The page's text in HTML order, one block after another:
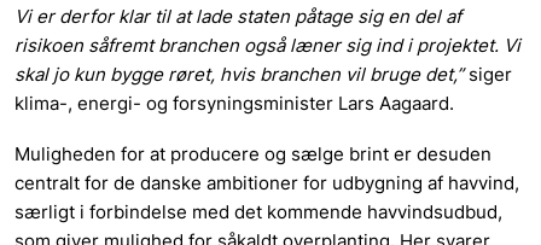
Vi er derfor klar til at lade staten påtage sig en del af
risikoen såfremt branchen også læner sig ind i projektet. Vi
skal jo kun bygge røret, hvis branchen vil bruge det,”siger
klima-, energi- og forsyningsminister Lars Aagaard.
Muligheden for at producere og sælge brint er desuden
centralt for de danske ambitioner for udbygning af havvind,
særligt i forbindelse med det kommende havvindsudbud,